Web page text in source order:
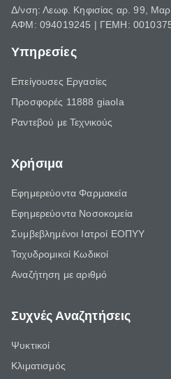
Δ/νση: Λεωφ. Κηφισίας αρ. 99,
ΑΦΜ: 094019245 | ΓΕΜΗ:
Υπηρεσίες
Επείγουσες Εργασίες
Προσφορές 11888 giaola
Ραντεβού με Τεχνικούς
Χρήσιμα
Εφημερεύοντα Φαρμακεία
Εφημερεύοντα Νοσοκομεία
Συμβεβλημένοι Ιατροί ΕΟΠΥΥ
Ταχυδρομικοί Κωδικοί
Αναζήτηση με αριθμό
Συχνές Αναζητήσεις
Ψυκτικοί
Κλιματισμός